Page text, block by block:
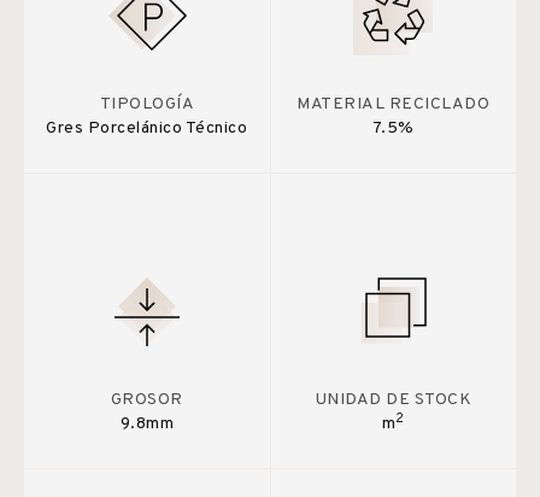
TIPOLOGÍA
Gres Porcelánico Técnico
MATERIAL RECICLADO
7.5%
GROSOR
9.8mm
UNIDAD DE STOCK
m2